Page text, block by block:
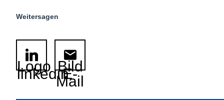
Weitersagen
Logo
linkedinBild
E-
Mail